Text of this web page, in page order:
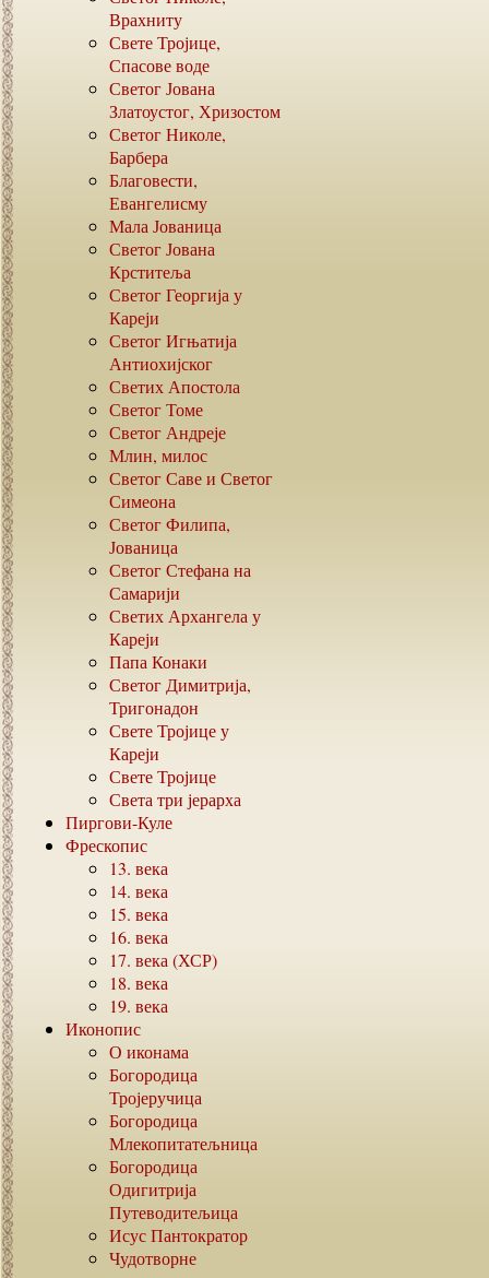
Врахниту
Свете Тројице,
Спасове воде
Светог Јована
Златоустог, Хризостом
Светог Николе,
Барбера
Благовести,
Евангелисму
Мала Јованица
Светог Јована
Крститеља
Светог Георгија у
Кареји
Светог Игњатија
Антиохијског
Светих Апостола
Светог Томе
Светог Андреје
Млин, милос
Светог Саве и Светог
Симеона
Светог Филипа,
Јованица
Светог Стефана на
Самарији
Светих Архангела у
Кареји
Папа Конаки
Светог Димитрија,
Тригонадон
Свете Тројице у
Кареји
Свете Тројице
Света три јерарха
Пиргови-Куле
Фрескопис
13. века
14. века
15. века
16. века
17. века (ХСР)
18. века
19. века
Иконопис
О иконама
Богородица
Тројеручица
Богородица
Млекопитатељница
Богородица
Одигитрија
Путеводитељица
Исус Пантократор
Чудотворне